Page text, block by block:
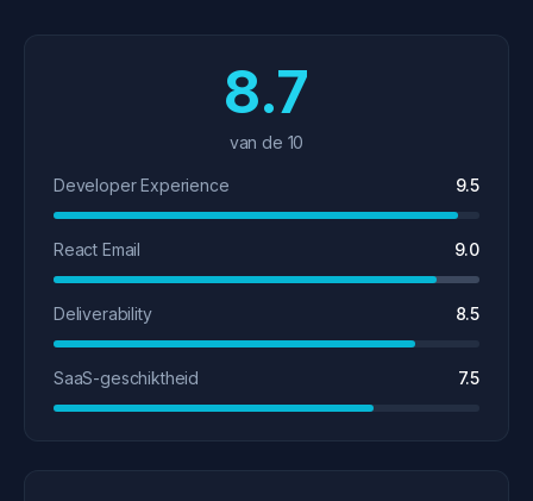
8.7
van de 10
Developer Experience 9.5
React Email 9.0
Deliverability 8.5
SaaS-geschiktheid 7.5